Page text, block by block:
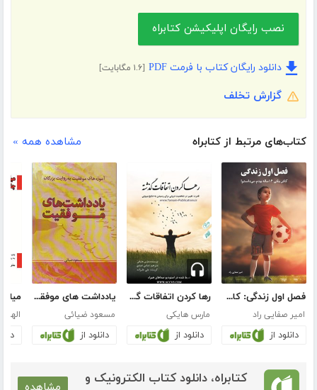
نصب رایگان اپلیکیشن کتابراه
دانلود رایگان کتاب با فرمت PDF [۱.۶ مگابایت]
گزارش تخلف
کتاب‌های مرتبط از کتابراه مشاهده همه »
فصل اول زندگی: کاش وقتی 14 ساله بودم می‌دانستم
امیر صفایی راد
دانلود از
رها کردن اتفاقات گذشته
مارس هایکی
دانلود از
یادداشت های موفقیت
مسعود ضیائی
دانلود از
کتابراه، دانلود کتاب الکترونیک و